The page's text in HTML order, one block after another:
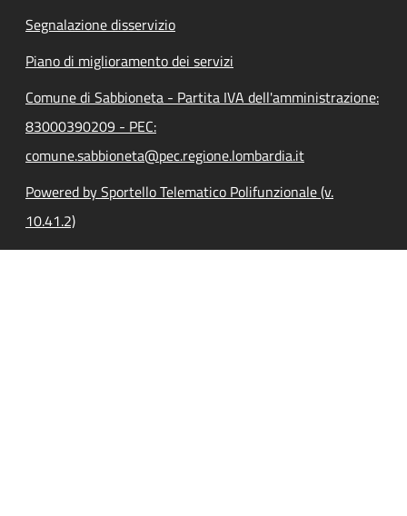
Segnalazione disservizio
Piano di miglioramento dei servizi
Comune di Sabbioneta - Partita IVA dell'amministrazione:
83000390209 - PEC:
comune.sabbioneta@pec.regione.lombardia.it
Powered by Sportello Telematico Polifunzionale (v.
10.41.2)